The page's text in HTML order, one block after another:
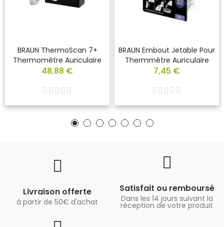
BRAUN ThermoScan 7+
Thermomètre Auriculaire
48,88 €
BRAUN Embout Jetable Pour
Thermmêtre Auriculaire
7,45 €
Livraison offerte
à partir de 50€ d'achat
Satisfait ou remboursé
Dans les 14 jours suivant la
réception de votre produit